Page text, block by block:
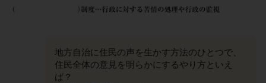
地方自治に住民の声を生かす方法のひとつで、
住民全体の意見を明らかにするやり方といえ
ば？